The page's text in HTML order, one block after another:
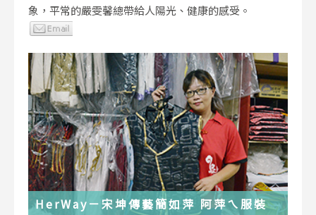
象，平常的嚴雯馨總帶給人陽光、健康的感受。
HerWay－宋坤傳藝簡如萍 阿萍ㄟ服裝